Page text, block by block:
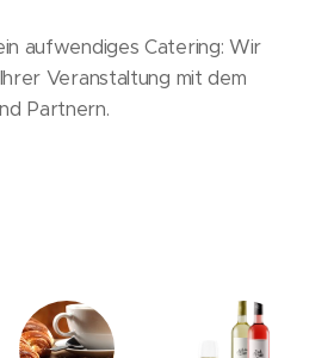
aufwendiges Catering: Wir
Veranstaltung mit dem
Partnern.